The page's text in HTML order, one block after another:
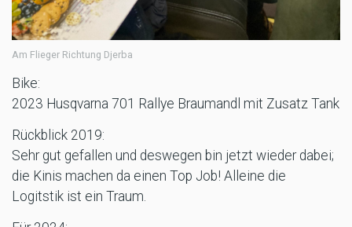
Am Flieger Richtung Djerba
Bike:
2023 Husqvarna 701 Rallye Braumandl mit Zusatz Tank
Rückblick 2019:
Sehr gut gefallen und deswegen bin jetzt wieder dabei;
die Kinis machen da einen Top Job! Alleine die
Logitstik ist ein Traum.